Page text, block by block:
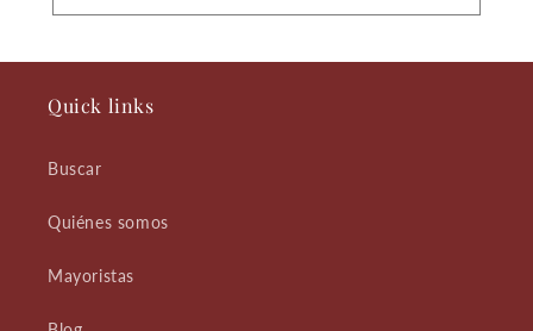
Quick links
Buscar
Quiénes somos
Mayoristas